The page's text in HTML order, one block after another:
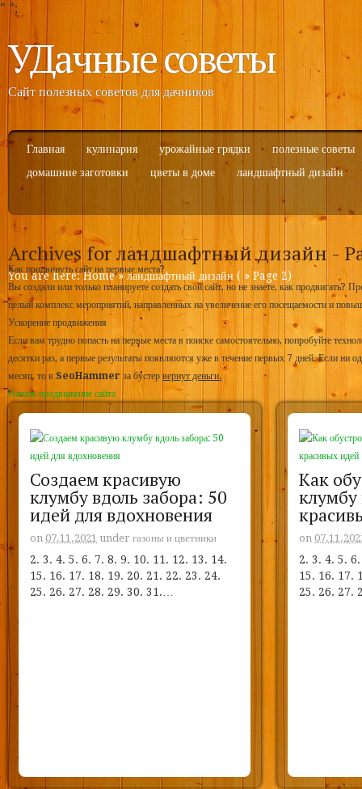
" ";
УДачные советы
Сайт полезных советов для дачников
Главная кулинария урожайные грядки
полезные советы
домашние заготовки
цветы в доме ландшафтный дизайн
Archives for ландшафтный дизайн -
You are here:Home»ландшафтный дизайн ( » Page 2)
Как продвинуть сайт на первые места?
Вы создали или только планируете создать свой сайт, но не знаете, как продвигать?
целый комплекс мероприятий, направленных на увеличение его посещаемости и
Ускорение продвижения
Если вам трудно попасть на первые места в поиске самостоятельно, попробуйте
десятки раз, а первые результаты появляются уже в течение первых 7 дней. Если ни
месяц, то в SeoHammer за бустер вернут деньги.
Начать продвижение сайта
Создаем красивую
клумбу вдоль забора: 50
идей для вдохновения
on 07.11.2021 underгазоны и цветники
2. 3. 4. 5. 6. 7. 8. 9. 10. 11. 12. 13. 14.
15. 16. 17. 18. 19. 20. 21. 22. 23. 24.
25. 26. 27. 28. 29. 30. 31.…
Как
клумбу
on
2. 3. 4. 5.
15. 16. 17.
25. 26. 27.